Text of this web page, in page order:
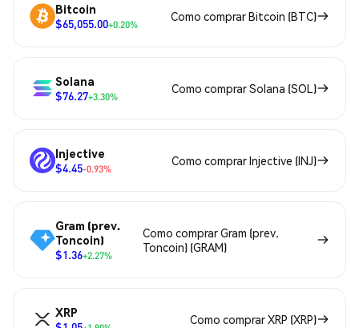
Bitcoin
$65,055.00+0.20%
Como comprar Bitcoin (BTC)
Solana
$76.27+3.30%
Como comprar Solana (SOL)
Injective
$4.45-0.93%
Como comprar Injective (INJ)
Gram (prev.
Toncoin)
$1.36+2.27%
Como comprar Gram (prev.
Toncoin) (GRAM)
XRP
Como comprar XRP (XRP)